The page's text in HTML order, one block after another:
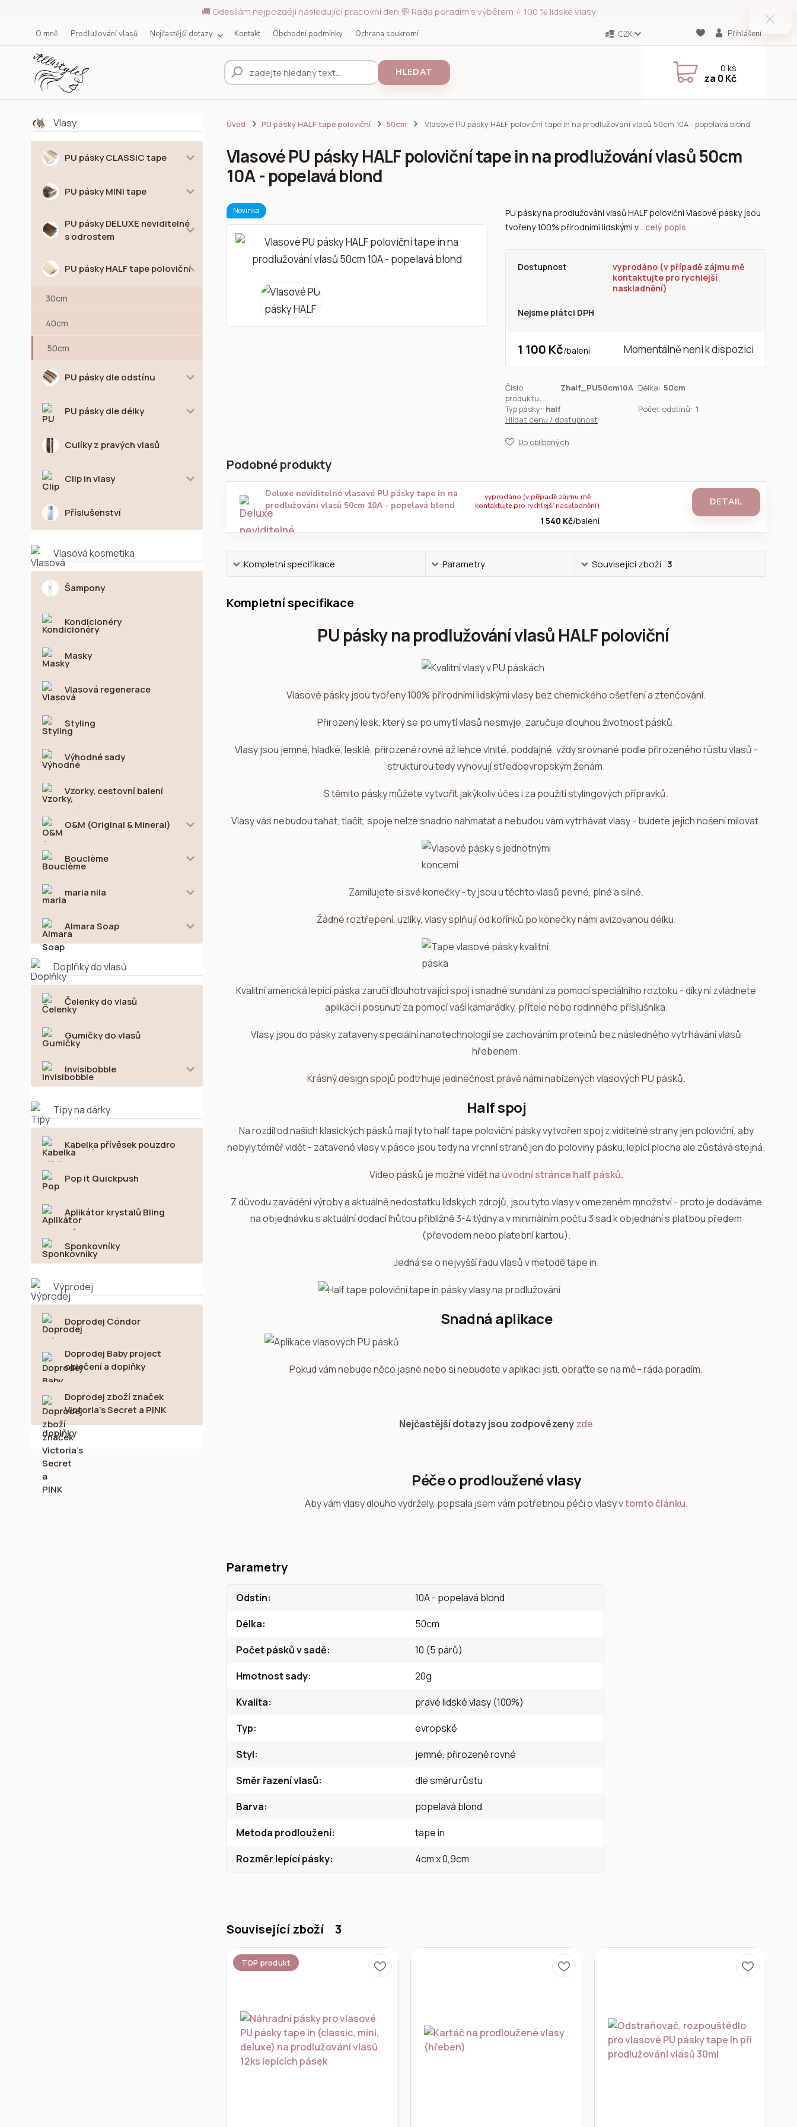
🚚 Odesílám nejpozději následující pracovní den 💬 Ráda poradím s výběrem ⭐ 100 % lidské vlasy
O mně Prodlužování vlasů Nejčastější dotazy Kontakt Obchodní podmínky Ochrana soukromí CZK Přihlášení
HLEDAT 0ks
za 0 Kč
Vlasy
PU pásky CLASSIC tape
PU pásky MINI tape
PU pásky DELUXE neviditelné
s odrostem
PU pásky HALF tape poloviční
30cm
40cm
50cm
PU pásky dle odstínu
PU pásky dle délky
Culíky z pravých vlasů
Clip in vlasy
Příslušenství
Vlasová kosmetika
Šampony
Kondicionéry
Masky
Vlasová regenerace
Styling
Výhodné sady
Vzorky, cestovní balení
O&M (Original & Mineral)
Bouclème
maria nila
Almara Soap
Doplňky do vlasů
Čelenky do vlasů
Gumičky do vlasů
Invisibobble
Tipy na dárky
Kabelka přívěsek pouzdro
Pop it Quickpush
Aplikátor krystalů Bling
Sponkovníky
Výprodej
Doprodej Cóndor
Doprodej Baby project
oblečení a doplňky
Doprodej zboží značek
Victoria's Secret a PINK
Úvod PU pásky HALF tape poloviční 50cm Vlasové PU pásky HALF poloviční tape in na prodlužování vlasů 50cm 10A - popelavá blond
Vlasové PU pásky HALF poloviční tape in na prodlužování vlasů 50cm
10A - popelavá blond
Novinka
PU pásky na prodlužování vlasů HALF poloviční Vlasové pásky jsou
tvořeny 100% přírodními lidskými v... celý popis
Dostupnost
vyprodáno (v případě zájmu mě
kontaktujte pro rychlejší
naskladnění)
Nejsme plátci DPH
1 100 Kč/balení Momentálně není k dispozici
Číslo
produktu:
Zhalf_PU50cm10A Délka: 50cm
Typ pásky: half Počet odstínů: 1
Hlídat cenu / dostupnost
Do oblíbených
Podobné produkty
Deluxe neviditelné vlasové PU pásky tape in na
prodlužování vlasů 50cm 10A - popelavá blond
1 540 Kč/balení
vyprodáno (v případě zájmu mě
kontaktujte pro rychlejší naskladnění)
DETAIL
Kompletní specifikace Parametry Související zboží 3
Kompletní specifikace
PU pásky na prodlužování vlasů HALF poloviční
Vlasové pásky jsou tvořeny 100% přírodními lidskými vlasy bez chemického ošetření a ztenčování.
Přirozený lesk, který se po umytí vlasů nesmyje, zaručuje dlouhou životnost pásků.
Vlasy jsou jemné, hladké, lesklé, přirozeně rovné až lehce vlnité, poddajné, vždy srovnané podle přirozeného růstu vlasů -
strukturou tedy vyhovují středoevropským ženám.
S těmito pásky můžete vytvořit jakýkoliv účes i za použití stylingových přípravků.
Vlasy vás nebudou tahat, tlačit, spoje nelze snadno nahmatat a nebudou vám vytrhávat vlasy - budete jejich nošení milovat.
Zamilujete si své konečky - ty jsou u těchto vlasů pevné, plné a silné.
Žádné roztřepení, uzlíky, vlasy splňují od kořínků po konečky námi avizovanou délku.
Kvalitní americká lepící páska zaručí dlouhotrvající spoj i snadné sundání za pomocí speciálního roztoku - díky ní zvládnete
aplikaci i posunutí za pomocí vaší kamarádky, přítele nebo rodinného příslušníka.
Vlasy jsou do pásky zataveny speciální nanotechnologií se zachováním proteinů bez následného vytrhávání vlasů
hřebenem.
Krásný design spojů podtrhuje jedinečnost právě námi nabízených vlasových PU pásků.
Half spoj
Na rozdíl od našich klasických pásků mají tyto half tape poloviční pásky vytvořen spoj z viditelné strany jen poloviční, aby
nebyly téměř vidět - zatavené vlasy v pásce jsou tedy na vrchní straně jen do poloviny pásku, lepící plocha ale zůstává stejná.
Video pásků je možné vidět na úvodní stránce half pásků.
Z důvodu zavádění výroby a aktuálně nedostatku lidských zdrojů, jsou tyto vlasy v omezeném množství - proto je dodáváme
na objednávku s aktuální dodací lhůtou přibližně 3-4 týdny a v minimálním počtu 3 sad k objednání s platbou předem
(převodem nebo platební kartou).
Jedná se o nejvyšší řadu vlasů v metodě tape in.
Snadná aplikace
Pokud vám nebude něco jasné nebo si nebudete v aplikaci jisti, obraťte se na mě - ráda poradím.
Nejčastější dotazy jsou zodpovězenyzde
Péče o prodloužené vlasy
Aby vám vlasy dlouho vydržely, popsala jsem vám potřebnou péči o vlasy vtomto článku.
Parametry
Odstín
10A - popelavá blond
Délka
50cm
Počet pásků v sadě
10 (5 párů)
Hmotnost sady
20g
Kvalita
pravé lidské vlasy (100%)
Typ
evropské
Styl
jemné, přirozeně rovné
Směr řazení vlasů
dle směru růstu
Barva
popelavá blond
Metoda prodloužení
tape in
Rozměr lepící pásky
4cm x 0,9cm
Související zboží 3
TOP produkt